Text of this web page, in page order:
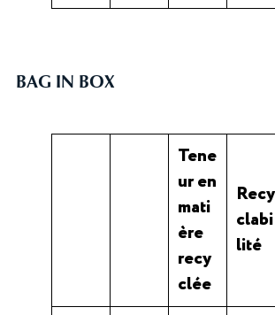
BAG IN BOX
Tene
ur en
mati
ère
recy
clée
Recy
clabi
lité